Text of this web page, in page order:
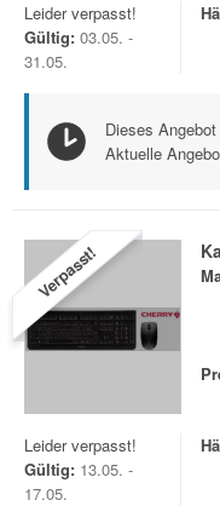
Leider verpasst!
Gültig: 03.05. -
31.05.
Dieses
Aktuelle
Verpasst!
Leider verpasst!
Gültig: 13.05. -
17.05.